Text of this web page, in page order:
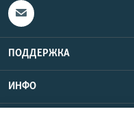
ПОДДЕРЖКА
ИНФО